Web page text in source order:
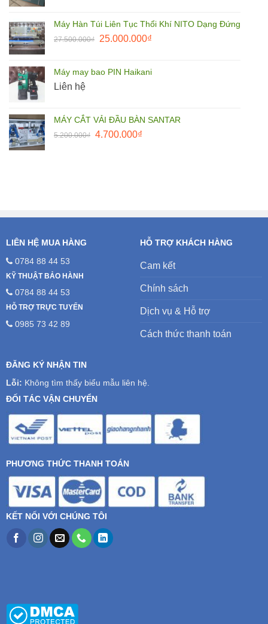
1.650.000₫.là:
1.500.000₫.
Máy Hàn Túi Liên Tục Thổi Khí NITO Dạng Đứng
27.500.000₫
Giá
27.500.000₫.
25.000.000₫Giá
là:
Máy may bao PIN Haikani
Liên hệ
MÁY CẮT VẢI ĐẦU BÀN SANTAR
5.200.000₫ Giá
4.700.000₫Giá
LIÊN HỆ MUA HÀNG
0784 88 44 53
KỸ THUẬT BẢO HÀNH
0784 88 44 53
HỖ TRỢ TRỰC TUYẾN
0985 73 42 89
HỖ TRỢ KHÁCH HÀNG
Cam kết
Chính sách
Dịch vụ & Hỗ trợ
Cách thức thanh toán
ĐĂNG KÝ NHẬN TIN
Lỗi: Không tìm thấy biểu mẫu liên hệ.
ĐỐI TÁC VẬN CHUYỂN
PHƯƠNG THỨC THANH TOÁN
KẾT NỐI VỚI CHÚNG TÔI